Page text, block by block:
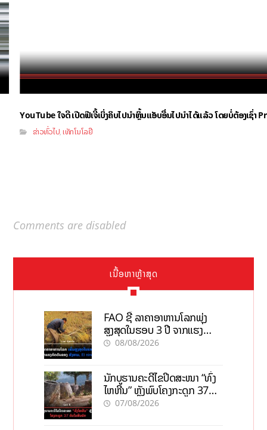
YouTube ໃຈດີ ເປີດຟີເຈີ້ເບິ່ງຄິບໄປນຳຫຼິ້ນແອັບອື່ນໄປນຳໄດ້ແລ້ວ ໂດຍບໍ່ຕ້ອງເຊົ່າ
ຂ່າວທົ່ວໄປ,ເທັກໂນໂລຢີ
Comments are disabled
ເນື້ອຫາຫຼ້າສຸດ
FAO ຊີ້ ລາຄາອາຫານໂລກພຸ່ງ
ສູງສຸດໃນຮອບ 3 ປີ ຈາກແຮງ
ກົດດັນຂອງສົງຄາມ, El nino
08/08/2026
ນັກບູຮານຄະດີໄຂປິດສະໜາ “ທົ່ງ
ໄຫຫີນ” ຫຼັງພົບໂຄງກະດູກ 37
ຄົນໃນຫີນຍັກ
07/08/2026